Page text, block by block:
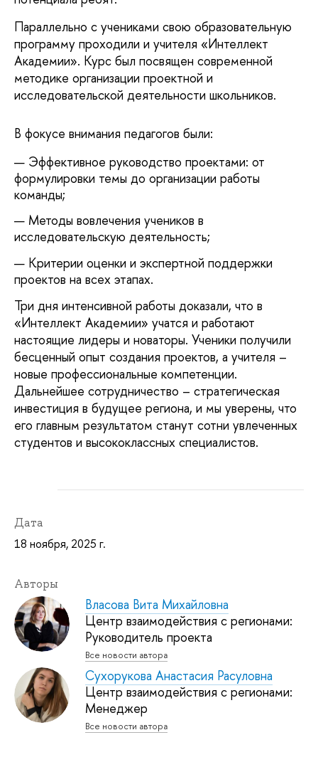
Параллельно с учениками свою образовательную
программу проходили и учителя «Интеллект
Академии». Курс был посвящен современной
методике организации проектной и
исследовательской деятельности школьников.
В фокусе внимания педагогов были:
Эффективное руководство проектами: от
формулировки темы до организации работы
команды;
Методы вовлечения учеников в
исследовательскую деятельность;
Критерии оценки и экспертной поддержки
проектов на всех этапах.
Три дня интенсивной работы доказали, что в
«Интеллект Академии» учатся и работают
настоящие лидеры и новаторы. Ученики получили
бесценный опыт создания проектов, а учителя –
новые профессиональные компетенции.
Дальнейшее сотрудничество – стратегическая
инвестиция в будущее региона, и мы уверены, что
его главным результатом станут сотни увлеченных
студентов и высококлассных специалистов.
Дата
18 ноября, 2025 г.
Авторы
Власова Вита Михайловна
Центр взаимодействия с регионами:
Руководитель проекта
Все новости автора
Сухорукова Анастасия Расуловна
Центр взаимодействия с регионами:
Менеджер
Все новости автора